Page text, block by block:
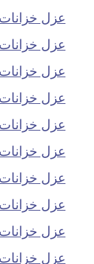
عزل
عزل
عزل
عزل
عزل
عزل
عزل
عزل
عزل
عزل